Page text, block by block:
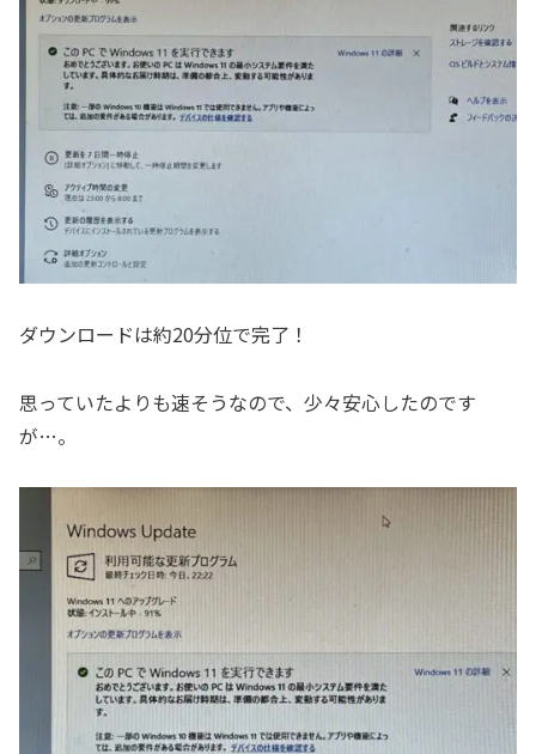
ダウンロードは約20分位で完了！
思っていたよりも速そうなので、少々安心したのです
が…。